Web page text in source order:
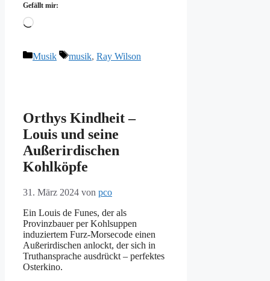
Gefällt mir:
Wird
Kategorien
Musik Schlagwörter
musik, Ray Wilson
Orthys Kindheit –
Louis und seine
Außerirdischen
Kohlköpfe
31. März 2024 von pco
Ein Louis de Funes, der als
Provinzbauer per Kohlsuppen
induziertem Furz-Morsecode einen
Außerirdischen anlockt, der sich in
Truthansprache ausdrückt – perfektes
Osterkino.